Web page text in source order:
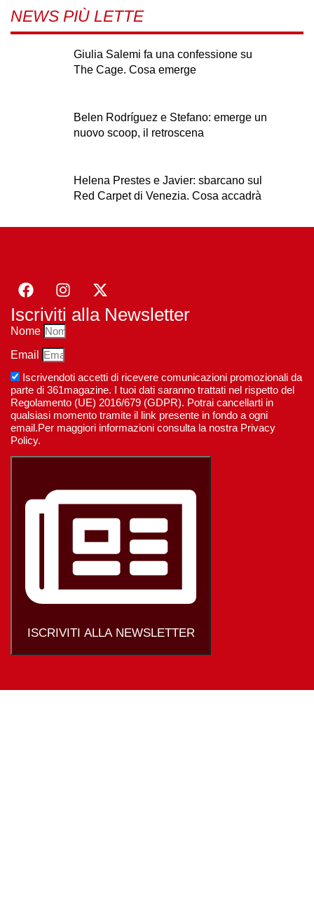
NEWS PIÙ LETTE
Giulia Salemi fa una confessione su
The Cage. Cosa emerge
Belen Rodríguez e Stefano: emerge un
nuovo scoop, il retroscena
Helena Prestes e Javier: sbarcano sul
Red Carpet di Venezia. Cosa accadrà
Iscriviti alla Newsletter
Nome
Email
Iscrivendoti accetti di ricevere comunicazioni promozionali da
parte di 361magazine. I tuoi dati saranno trattati nel rispetto del
Regolamento (UE) 2016/679 (GDPR). Potrai cancellarti in
qualsiasi momento tramite il link presente in fondo a ogni
email.Per maggiori informazioni consulta la nostra Privacy
Policy.
ISCRIVITI ALLA NEWSLETTER